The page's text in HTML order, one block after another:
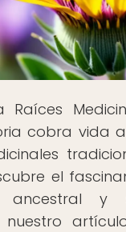
Raíces
cobra vida
el
ancestral y
nuestro